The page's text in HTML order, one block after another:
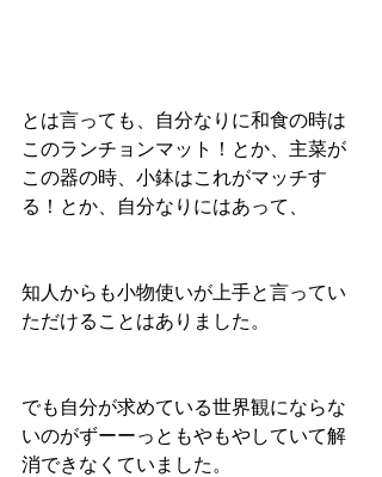
とは言っても、自分なりに和食の時は
このランチョンマット！とか、主菜が
この器の時、小鉢はこれがマッチす
る！とか、自分なりにはあって、
知人からも小物使いが上手と言ってい
ただけることはありました。
でも自分が求めている世界観にならな
いのがずーーっともやもやしていて解
消できなくていました。